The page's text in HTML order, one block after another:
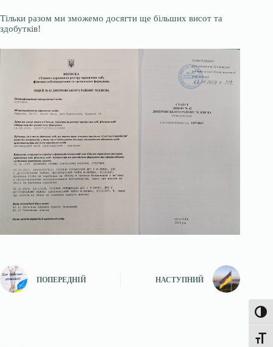
Тільки разом ми зможемо досягти ще більших висот та
здобутків!
ПОПЕРЕДНІЙ НАСТУПНИЙ